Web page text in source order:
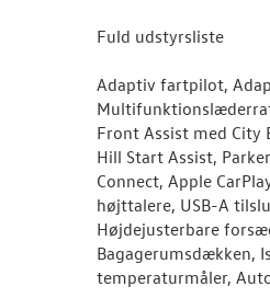
Fuld udstyrsliste
Adaptiv fartpilot,
Front Assist med City
Hill Start Assist,
Connect, Apple
højttalere, USB-A
Højdejusterbare
Bagagerumsdækken,
temperaturmåler,